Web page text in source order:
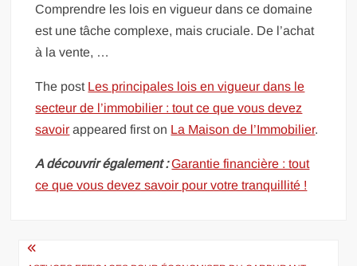
Comprendre les lois en vigueur dans ce domaine
est une tâche complexe, mais cruciale. De l’achat
à la vente, …
The post Les principales lois en vigueur dans le
secteur de l’immobilier : tout ce que vous devez
savoir appeared first on La Maison de l’Immobilier.
A découvrir également : Garantie financière : tout
ce que vous devez savoir pour votre tranquillité !
Navigation